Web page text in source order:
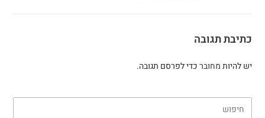
כתיבת תגובה
יש להיותמחוברכדי לפרסם תגובה.